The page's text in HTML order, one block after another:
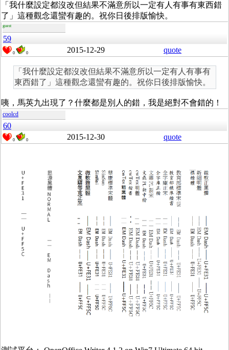
「我什麼設定都沒改但結果不滿意所以一定有人有事有東西錯
了」這種觀念還蠻有趣的。祝你日後排版愉快。
guest
59
0 0 2015-12-29 quote
「我什麼設定都沒改但結果不滿意所以一定有人有事有
東西錯了」這種觀念還蠻有趣的。祝你日後排版愉快。
咦，馬英九出現了？什麼都是別人的錯，我是絕對不會錯的！
coolcd
60
0 0 2015-12-30 quote